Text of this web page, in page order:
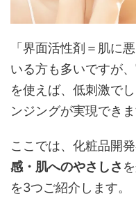
「界面活性剤＝肌に
いる方も多いですが、
を使えば、低刺激で
ンジングが実現できま
ここでは、化粧品開発
感・肌へのやさしさ
を3つご紹介します。